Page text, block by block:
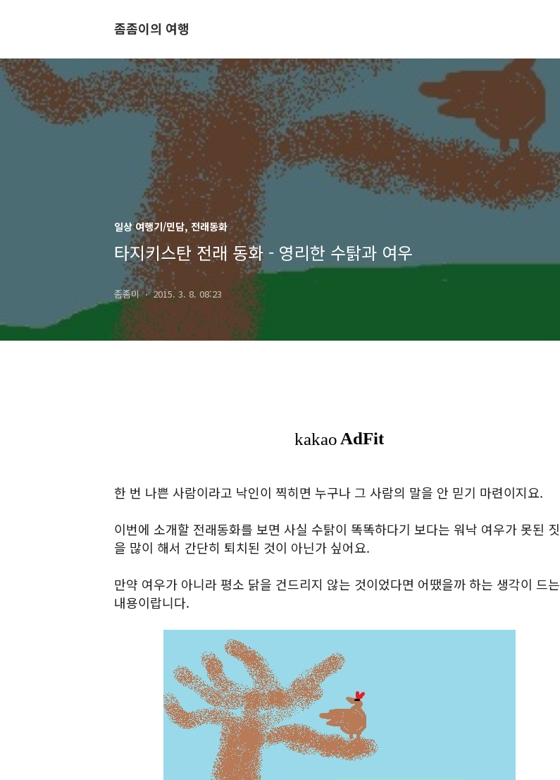
좀좀이의 여행
일상 여행기/민담, 전래동화
타지키스탄 전래 동화 - 영리한 수탉과 여우
좀좀이 2015. 3. 8. 08:23
한 번 나쁜 사람이라고 낙인이 찍히면 누구나 그 사람의 말을 안 믿기 마련이지요.
이번에 소개할 전래동화를 보면 사실 수탉이 똑똑하다기 보다는 워낙 여우가 못된 짓
을 많이 해서 간단히 퇴치된 것이 아닌가 싶어요.
만약 여우가 아니라 평소 닭을 건드리지 않는 것이었다면 어땠을까 하는 생각이 드는
내용이랍니다.